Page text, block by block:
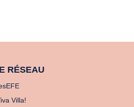
RÉSEAU
Villa!